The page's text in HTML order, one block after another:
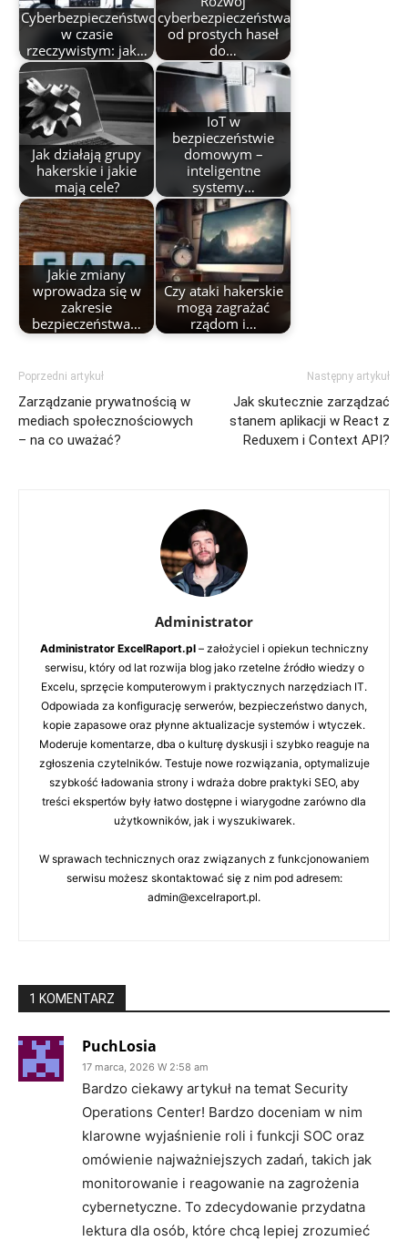
Cyberbezpieczeństwo
w czasie
rzeczywistym: jak…
cyberbezpieczeństwa:
od prostych haseł
do…
Jak działają grupy
hakerskie i jakie
mają cele?
IoT w
bezpieczeństwie
domowym –
inteligentne
systemy…
Jakie zmiany
wprowadza się w
zakresie
bezpieczeństwa…
Czy ataki hakerskie
mogą zagrażać
rządom i…
Poprzedni artykuł
Zarządzanie prywatnością w
mediach społecznościowych
– na co uważać?
Następny artykuł
Jak skutecznie zarządzać
stanem aplikacji w React z
Reduxem i Context API?
Administrator
Administrator ExcelRaport.pl– założyciel i opiekun techniczny
serwisu, który od lat rozwija blog jako rzetelne źródło wiedzy o
Excelu, sprzęcie komputerowym i praktycznych narzędziach IT.
Odpowiada za konfigurację serwerów, bezpieczeństwo danych,
kopie zapasowe oraz płynne aktualizacje systemów i wtyczek.
Moderuje komentarze, dba o kulturę dyskusji i szybko reaguje na
zgłoszenia czytelników. Testuje nowe rozwiązania, optymalizuje
szybkość ładowania strony i wdraża dobre praktyki SEO, aby
treści ekspertów były łatwo dostępne i wiarygodne zarówno dla
użytkowników, jak i wyszukiwarek.
W sprawach technicznych oraz związanych z funkcjonowaniem
serwisu możesz skontaktować się z nim pod adresem:
admin@excelraport.pl.
1 KOMENTARZ
PuchLosia
17 marca, 2026 W 2:58 am
Bardzo ciekawy artykuł na temat Security
Operations Center! Bardzo doceniam w nim
klarowne wyjaśnienie roli i funkcji SOC oraz
omówienie najważniejszych zadań, takich jak
monitorowanie i reagowanie na zagrożenia
cybernetyczne. To zdecydowanie przydatna
lektura dla osób, które chcą lepiej zrozumieć